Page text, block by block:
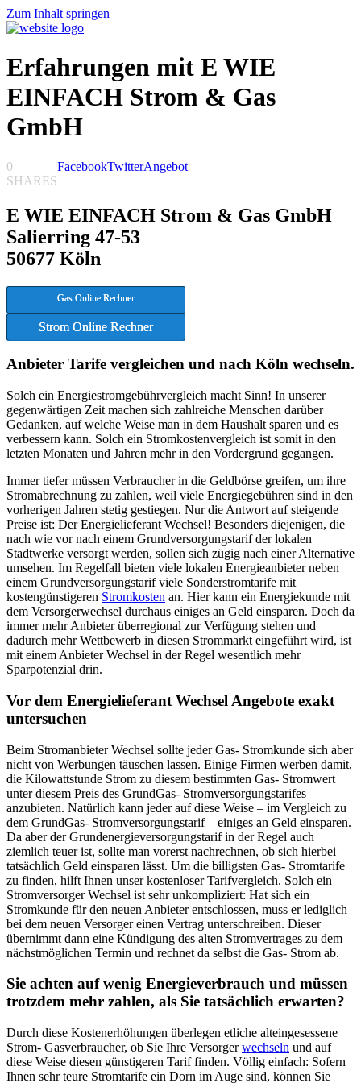
Zum Inhalt springen
Erfahrungen mit E WIE
EINFACH Strom & Gas
GmbH
0
SHARES
FacebookTwitterAngebot
E WIE EINFACH Strom & Gas GmbH
Salierring 47-53
50677 Köln
Gas Online Rechner
Strom Online Rechner
Anbieter Tarife vergleichen und nach Köln wechseln.
Solch ein Energiestromgebührvergleich macht Sinn! In unserer
gegenwärtigen Zeit machen sich zahlreiche Menschen darüber
Gedanken, auf welche Weise man in dem Haushalt sparen und es
verbessern kann. Solch ein Stromkostenvergleich ist somit in den
letzten Monaten und Jahren mehr in den Vordergrund gegangen.
Immer tiefer müssen Verbraucher in die Geldbörse greifen, um ihre
Stromabrechnung zu zahlen, weil viele Energiegebühren sind in den
vorherigen Jahren stetig gestiegen. Nur die Antwort auf steigende
Preise ist: Der Energielieferant Wechsel! Besonders diejenigen, die
nach wie vor nach einem Grundversorgungstarif der lokalen
Stadtwerke versorgt werden, sollen sich zügig nach einer Alternative
umsehen. Im Regelfall bieten viele lokalen Energieanbieter neben
einem Grundversorgungstarif viele Sonderstromtarife mit
kostengünstigeren Stromkosten an. Hier kann ein Energiekunde mit
dem Versorgerwechsel durchaus einiges an Geld einsparen. Doch da
immer mehr Anbieter überregional zur Verfügung stehen und
dadurch mehr Wettbewerb in diesen Strommarkt eingeführt wird, ist
mit einem Anbieter Wechsel in der Regel wesentlich mehr
Sparpotenzial drin.
Vor dem Energielieferant Wechsel Angebote exakt
untersuchen
Beim Stromanbieter Wechsel sollte jeder Gas- Stromkunde sich aber
nicht von Werbungen täuschen lassen. Einige Firmen werben damit,
die Kilowattstunde Strom zu diesem bestimmten Gas- Stromwert
unter diesem Preis des GrundGas- Stromversorgungstarifes
anzubieten. Natürlich kann jeder auf diese Weise – im Vergleich zu
dem GrundGas- Stromversorgungstarif – einiges an Geld einsparen.
Da aber der Grundenergieversorgungstarif in der Regel auch
ziemlich teuer ist, sollte man vorerst nachrechnen, ob sich hierbei
tatsächlich Geld einsparen lässt. Um die billigsten Gas- Stromtarife
zu finden, hilft Ihnen unser kostenloser Tarifvergleich. Solch ein
Stromversorger Wechsel ist sehr unkompliziert: Hat sich ein
Stromkunde für den neuen Anbieter entschlossen, muss er lediglich
bei dem neuen Versorger einen Vertrag unterschreiben. Dieser
übernimmt dann eine Kündigung des alten Stromvertrages zu dem
nächstmöglichen Termin und rechnet da selbst die Gas- Strom ab.
Sie achten auf wenig Energieverbrauch und müssen
trotzdem mehr zahlen, als Sie tatsächlich erwarten?
Durch diese Kostenerhöhungen überlegen etliche alteingesessene
Strom- Gasverbraucher, ob Sie Ihre Versorgerwechseln und auf
diese Weise diesen günstigeren Tarif finden. Völlig einfach: Sofern
Ihnen sehr teure Stromtarife ein Dorn im Auge sind, können Sie